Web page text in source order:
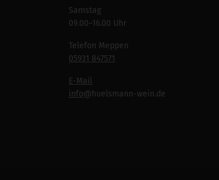
Samstag
09.00–16.00 Uhr
Telefon Meppen
05931 847571
E-Mail
info@huelsmann-wein.de